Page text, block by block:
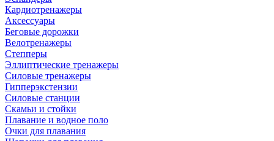
Кардиотренажеры
Аксессуары
Беговые дорожки
Велотренажеры
Степперы
Эллиптические тренажеры
Силовые тренажеры
Гипперэкстензии
Силовые станции
Скамьи и стойки
Плавание и водное поло
Очки для плавания